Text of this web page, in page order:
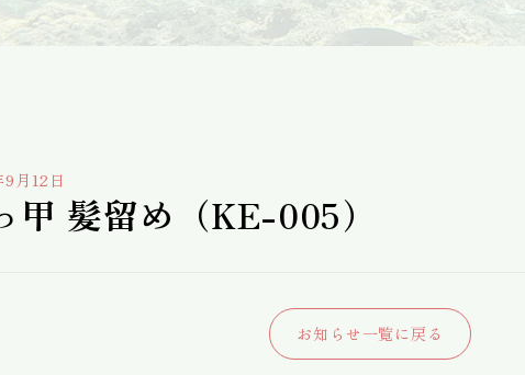
月12日
甲 髪留め（KE-005）
お知らせ一覧に戻る